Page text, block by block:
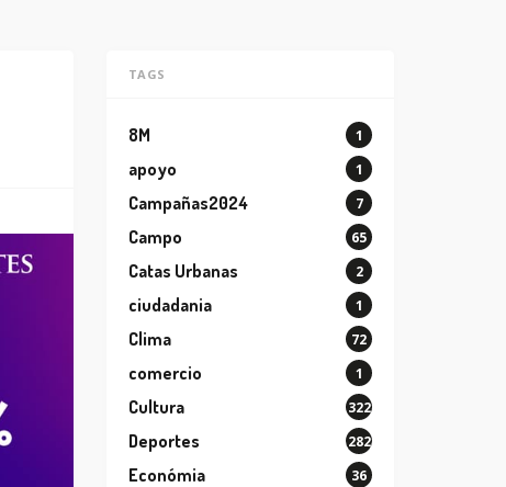
TAGS
8M 1
apoyo 1
Campañas2024 7
Campo 65
Catas Urbanas 2
ciudadania 1
Clima 72
comercio 1
Cultura 322
Deportes 282
Económia 36